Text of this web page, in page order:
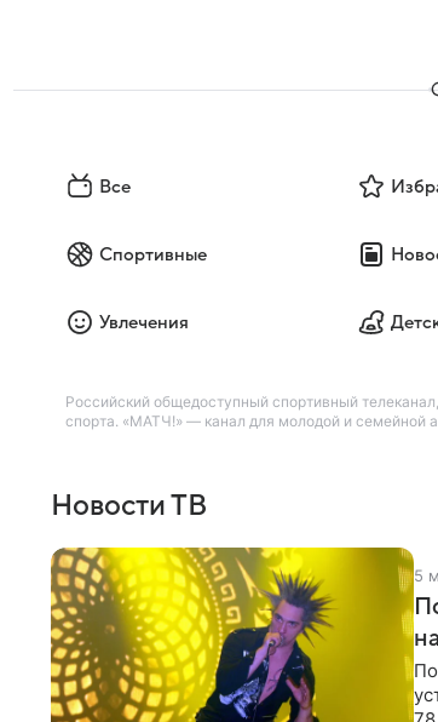
Все
Спортивные
Увлечения
Российский общедоступный спортивный
спорта. «МАТЧ!» — канал для молодой и семейной
Новости ТВ
5